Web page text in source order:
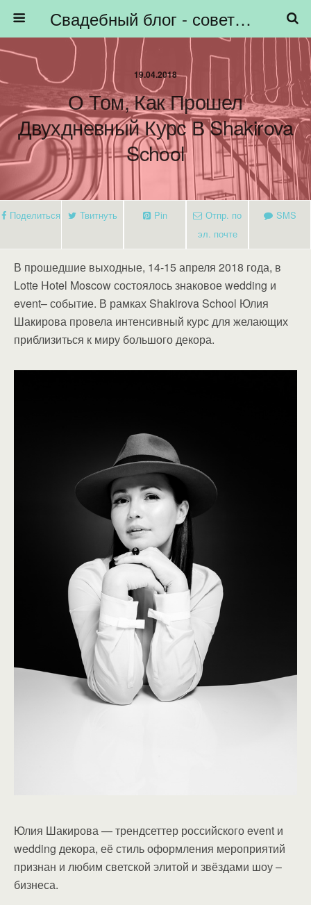
Свадебный блог - советы невестам, подготовка к свадьбе - HiBride
19.04.2018
О Том, Как Прошел
Двухдневный Курс В Shakirova
School
Поделиться Твитнуть Pin
Отпр. по
эл. почте
SMS
В прошедшие выходные, 14-15 апреля 2018 года, в
Lotte Hotel Moscow состоялось знаковое wedding и
event– событие. В рамках Shakirova School Юлия
Шакирова провела интенсивный курс для желающих
приблизиться к миру большого декора.
Юлия Шакирова — трендсеттер российского event и
wedding декора, её стиль оформления мероприятий
признан и любим светской элитой и звёздами шоу –
бизнеса.